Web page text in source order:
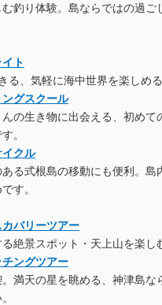
釣り体験。島ならではの過ご
ト
る、気軽に海中世界を楽しめ
グスクール
の生き物に出会える、初めて
。
イクル
る式根島の移動にも便利。島
す。
バリーツアー
絶景スポット・天上山を楽し
ングツアー
満天の星を眺める、神津島な